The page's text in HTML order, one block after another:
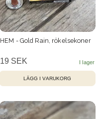
HEM - Gold Rain, rökelsekoner
19 SEK